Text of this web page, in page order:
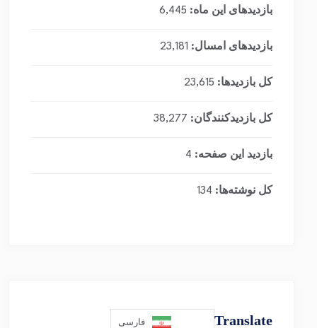
بازدیدهای این ماه: 6,445
بازدیدهای امسال: 23,181
کل بازدیدها: 23,615
کل بازدیدکنند‌گان: 38,277
بازدید این صفحه: 4
کل نوشته‌ها: 134
Translate فارسی